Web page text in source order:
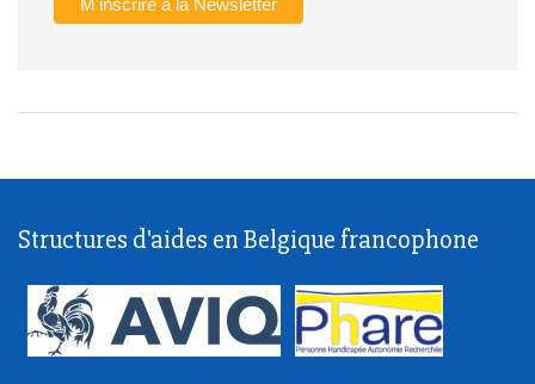
Structures d'aides en Belgique francophone